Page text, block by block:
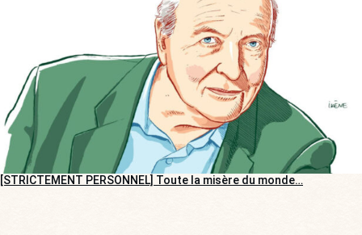
[STRICTEMENT PERSONNEL] Toute la misère du monde…